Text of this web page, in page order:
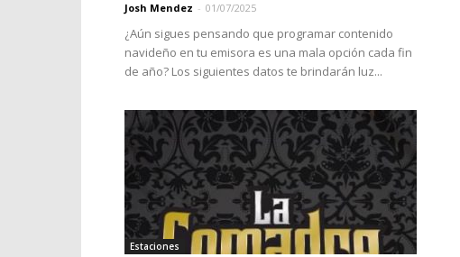
Josh Mendez - 01/07/2025
¿Aún sigues pensando que programar contenido
navideño en tu emisora es una mala opción cada fin
de año? Los siguientes datos te brindarán luz...
Estaciones